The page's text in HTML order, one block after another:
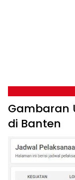
Gambaran
di Banten